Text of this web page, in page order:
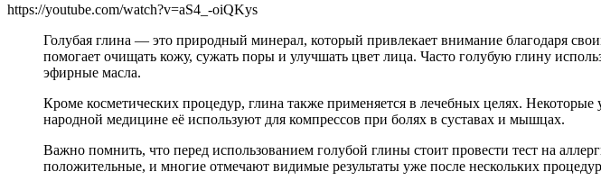
https://youtube.com/watch?v=aS4_-oiQKys
Голубая глина — это природный минерал, который привлекает внимание благодаря
помогает очищать кожу, сужать поры и улучшать цвет лица. Часто голубую глину
эфирные масла.
Кроме косметических процедур, глина также применяется в лечебных целях.
народной медицине её используют для компрессов при болях в суставах и мышцах.
Важно помнить, что перед использованием голубой глины стоит провести тест на
положительные, и многие отмечают видимые результаты уже после нескольких